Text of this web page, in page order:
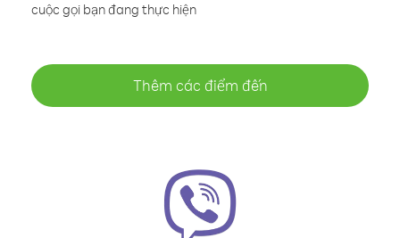
cuộc gọi bạn đang thực hiện
Thêm các điểm đến